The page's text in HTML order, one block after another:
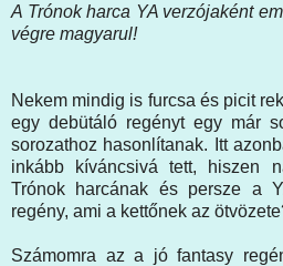
A Trónok harca YA verzójaként
végre magyarul!
Nekem mindig is furcsa és picit
egy debütáló regényt egy már
sorozathoz hasonlítanak. Itt
inkább kíváncsivá tett, hiszen
Trónok harcának és persze a
regény, ami a kettőnek az
Számomra az a jó fantasy